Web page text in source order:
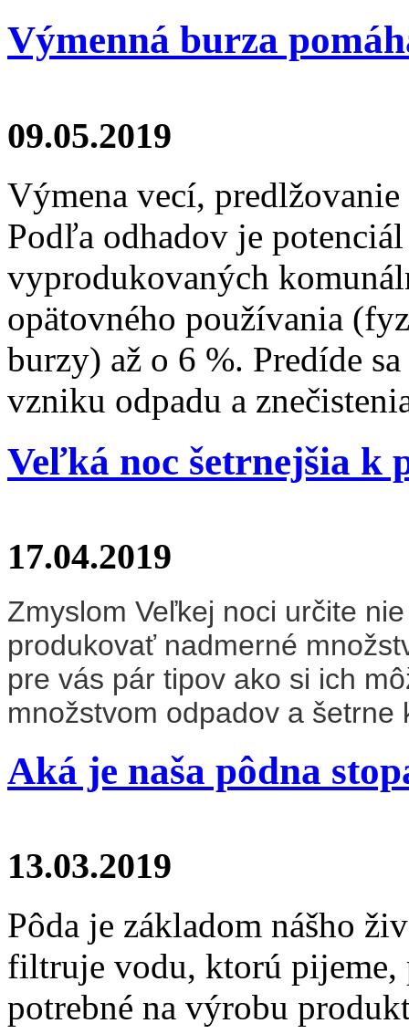
Výmenná burza
09.05.2019
Výmena vecí,
Podľa odhadov je
vyprodukovaných
opätovného používania
burzy) až o 6 %. Predíde
vzniku odpadu a
Veľká noc šetrnejšia k
17.04.2019
Zmyslom Veľkej noci určite
produkovať nadmerné
pre vás pár tipov ako si ich
množstvom odpadov a
Aká je naša pôdna
13.03.2019
Pôda je základom nášho
filtruje vodu, ktorú pijeme,
potrebné na výrobu